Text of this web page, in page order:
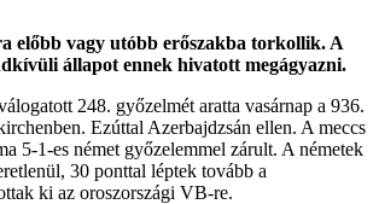
előbb vagy utóbb erőszakba torkollik. A
állapot ennek hivatott megágyazni.
248. győzelmét aratta vasárnap a 936.
Ezúttal Azerbajdzsán ellen. A meccs
5-1-es német győzelemmel zárult. A németek
30 ponttal léptek tovább a
ki az oroszországi VB-re.